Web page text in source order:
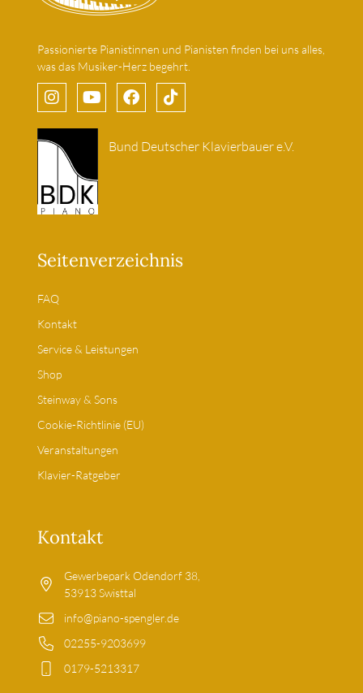
Passionierte Pianistinnen und Pianisten finden bei uns alles,
was das Musiker-Herz begehrt.
Bund Deutscher Klavierbauer e.V.
Seitenverzeichnis
FAQ
Kontakt
Service & Leistungen
Shop
Steinway & Sons
Cookie-Richtlinie (EU)
Veranstaltungen
Klavier-Ratgeber
Kontakt
Gewerbepark Odendorf 38,
53913 Swisttal
info@piano-spengler.de
02255-9203699
0179-5213317